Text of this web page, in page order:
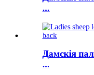
...
Дамскія
...